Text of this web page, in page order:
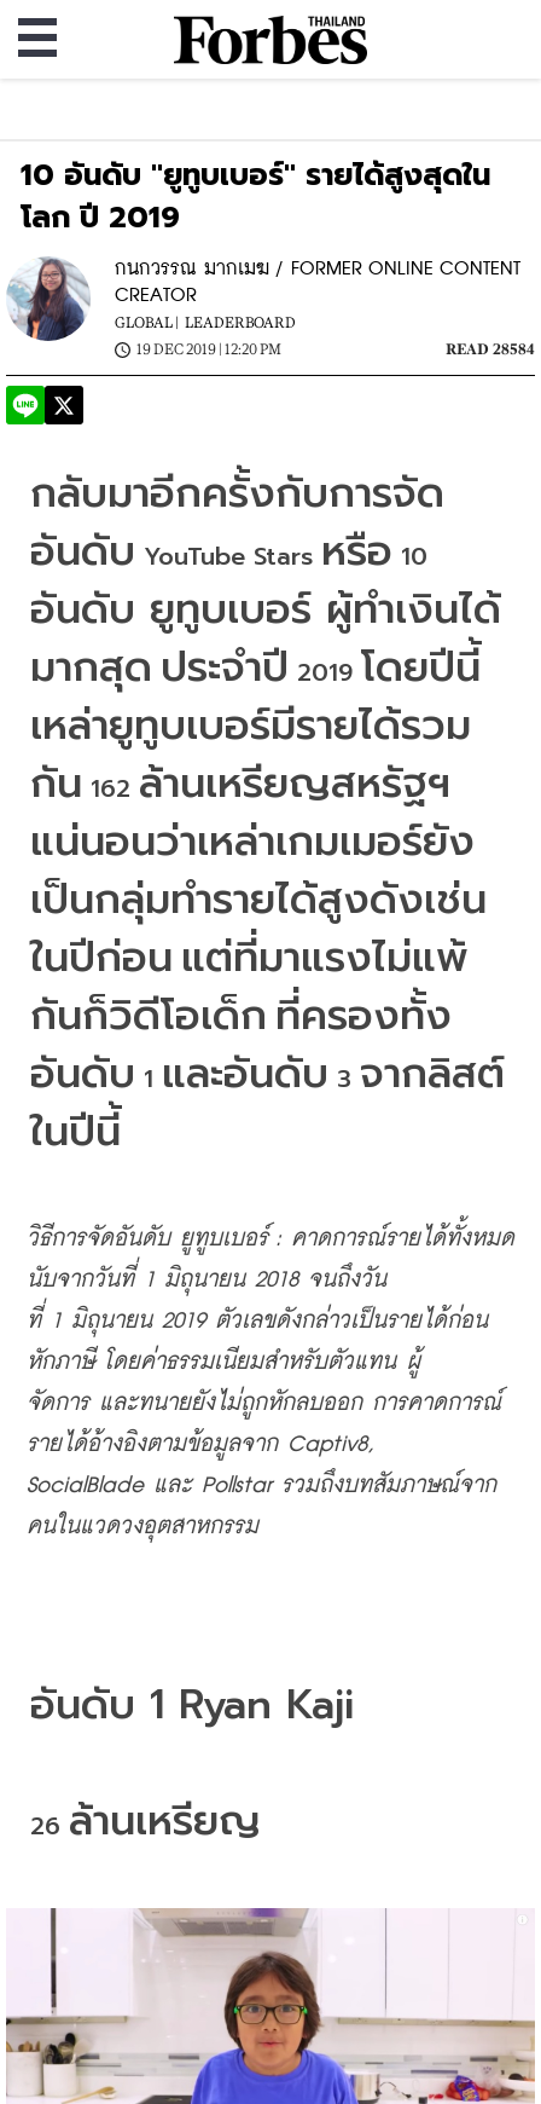
10 อันดับ "ยูทูบเบอร์" รายได้สูงสุดใน
โลก ปี 2019
กนกวรรณ มากเมฆ / FORMER ONLINE CONTENT
CREATOR
GLOBAL |
LEADERBOARD
19 DEC 2019 | 12:20 PM
READ 28584
กลับมาอีกครั้งกับการจัด
อันดับ YouTube Stars หรือ
อันดับ ยูทูบเบอร์ ผู้ทำเงินได้
มากสุด ประจำปี 2019 โดยปีนี้
เหล่ายูทูบเบอร์มีรายได้รวม
กัน 162 ล้านเหรียญสหรัฐฯ
แน่นอนว่าเหล่าเกมเมอร์ยัง
เป็นกลุ่มทำรายได้สูงดังเช่น
ในปีก่อนแต่ที่มาแรงไม่แพ้
กันก็วิดีโอเด็ก ที่ครองทั้ง
อันดับ 1 และอันดับ 3 จากลิสต์
ในปีนี้
วิธีการจัดอันดับ ยูทูบเบอร์ : คาดการณ์รายได้ทั้งหมด
นับจากวันที่ 1 มิถุนายน 2018 จนถึงวัน
ที่ 1 มิถุนายน 2019 ตัวเลขดังกล่าวเป็นรายได้ก่อน
หักภาษี โดยค่าธรรมเนียมสำหรับตัวแทน ผู้
จัดการ และทนายยังไม่ถูกหักลบออก การคาดการณ์
รายได้อ้างอิงตามข้อมูลจาก Captiv8,
SocialBlade และ Pollstar รวมถึงบทสัมภาษณ์จาก
คนในแวดวงอุตสาหกรรม
อันดับ 1 Ryan Kaji
26 ล้านเหรียญ